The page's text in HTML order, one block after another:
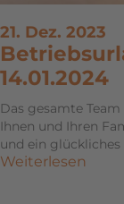
21. Dez. 2023
14.01.2024
Das gesamte
Ihnen und Ihren
und ein glückliches
Weiterlesen